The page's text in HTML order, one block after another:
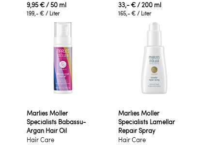
9,95 €/ 50 ml
199,- € / Liter
33,- €/ 200 ml
165,- € / Liter
Marlies Möller
Specialists Babassu-
Argan Hair Oil
Hair Care
Marlies Möller
Specialists Lamellar
Repair Spray
Hair Care